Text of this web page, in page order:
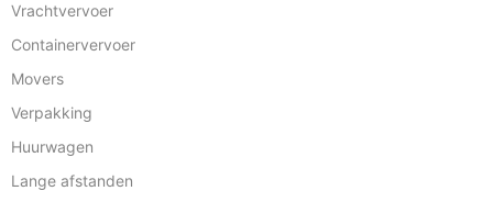
Vrachtvervoer
Containervervoer
Movers
Verpakking
Huurwagen
Lange afstanden